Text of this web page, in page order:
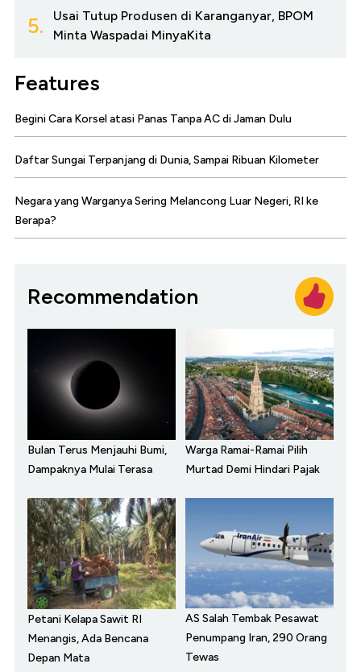
5.
Usai Tutup Produsen di Karanganyar, BPOM
Minta Waspadai MinyaKita
Features
Begini Cara Korsel atasi Panas Tanpa AC di Jaman Dulu
Daftar Sungai Terpanjang di Dunia, Sampai Ribuan Kilometer
Negara yang Warganya Sering Melancong Luar Negeri, RI ke
Berapa?
Recommendation
Bulan Terus Menjauhi Bumi,
Dampaknya Mulai Terasa
Warga Ramai-Ramai Pilih
Murtad Demi Hindari Pajak
Petani Kelapa Sawit RI
Menangis, Ada Bencana
Depan Mata
AS Salah Tembak Pesawat
Penumpang Iran, 290 Orang
Tewas